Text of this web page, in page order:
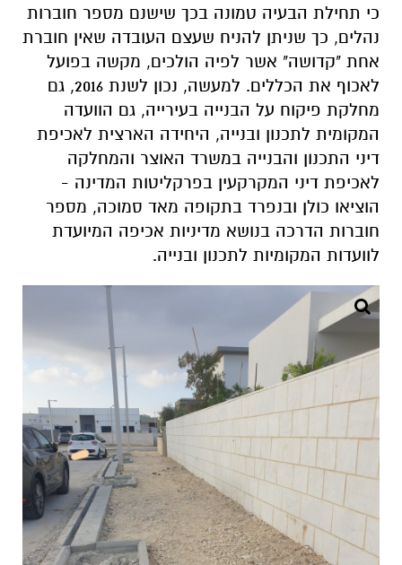
כי תחילת הבעיה טמונה בכך שישנם מספר חוברות
נהלים, כך שניתן להניח שעצם העובדה שאין חוברת
אחת "קדושה" אשר לפיה הולכים, מקשה בפועל
לאכוף את הכללים. למעשה, נכון לשנת 2016, גם
מחלקת פיקוח על הבנייה בעירייה, גם הוועדה
המקומית לתכנון ובנייה, היחידה הארצית לאכיפת
דיני התכנון והבנייה במשרד האוצר והמחלקה
לאכיפת דיני המקרקעין בפרקליטות המדינה -
הוציאו כולן ובנפרד בתקופה מאד סמוכה, מספר
חוברות הדרכה בנושא מדיניות אכיפה המיועדת
לוועדות המקומיות לתכנון ובנייה.